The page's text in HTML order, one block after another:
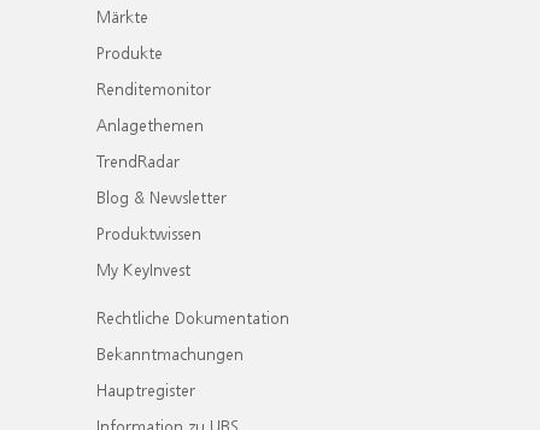
Märkte
Produkte
Renditemonitor
Anlagethemen
TrendRadar
Blog & Newsletter
Produktwissen
My KeyInvest
Rechtliche Dokumentation
Bekanntmachungen
Hauptregister